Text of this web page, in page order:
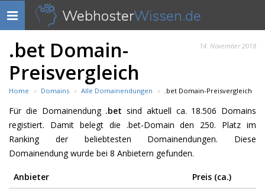
Navigation
anzeigen
WebhosterWissen.de
14. November 2018
.bet Domain-
Preisvergleich
Home Domains Alle Domainendungen .bet Domain-Preisvergleich
Für die Domainendung .bet sind aktuell ca. 18.506 Domains
registiert. Damit belegt die .bet-Domain den 250. Platz im
Ranking der beliebtesten Domainendungen. Diese
Domainendung wurde bei 8 Anbietern gefunden.
Anbieter
Preis (ca.)